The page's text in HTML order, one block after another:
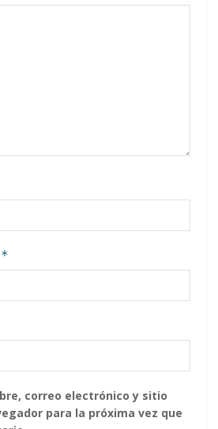
*
correo electrónico y sitio
para la próxima vez que